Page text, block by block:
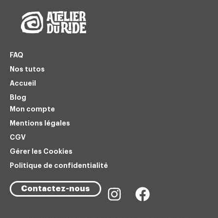
Mon compte
Mentions légales
CGV
Gérer les Cookies
Politique de confidentialité
FAQ
Nos tutos
Accueil
Blog
Contactez-nous